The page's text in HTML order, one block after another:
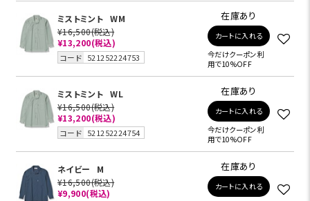
ミストミント
WM
¥16,500(税込)
¥13,200(税込)
コード 521252224753
在庫あり
カートに入れる
今だけクーポン利
用で10%OFF
ミストミント
WL
¥16,500(税込)
¥13,200(税込)
コード 521252224754
在庫あり
カートに入れる
今だけクーポン利
用で10%OFF
ネイビー
M
¥16,500(税込)
¥9,900(税込)
在庫あり
カートに入れる